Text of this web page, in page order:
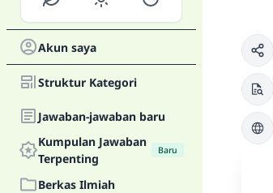
Akun saya
Struktur Kategori
Jawaban-jawaban baru
Kumpulan Jawaban
Terpenting
Baru
Berkas Ilmiah